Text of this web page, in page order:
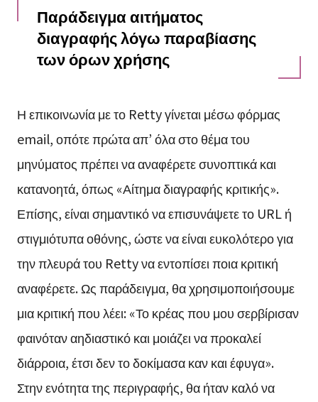
Παράδειγμα αιτήματος
διαγραφής λόγω παραβίασης
των όρων χρήσης
Η επικοινωνία με το Retty γίνεται μέσω φόρμας
email, οπότε πρώτα απ’ όλα στο θέμα του
μηνύματος πρέπει να αναφέρετε συνοπτικά και
κατανοητά, όπως «Αίτημα διαγραφής κριτικής».
Επίσης, είναι σημαντικό να επισυνάψετε το URL ή
στιγμιότυπα οθόνης, ώστε να είναι ευκολότερο για
την πλευρά του Retty να εντοπίσει ποια κριτική
αναφέρετε. Ως παράδειγμα, θα χρησιμοποιήσουμε
μια κριτική που λέει: «Το κρέας που μου σερβίρισαν
φαινόταν αηδιαστικό και μοιάζει να προκαλεί
διάρροια, έτσι δεν το δοκίμασα καν και έφυγα».
Στην ενότητα της περιγραφής, θα ήταν καλό να